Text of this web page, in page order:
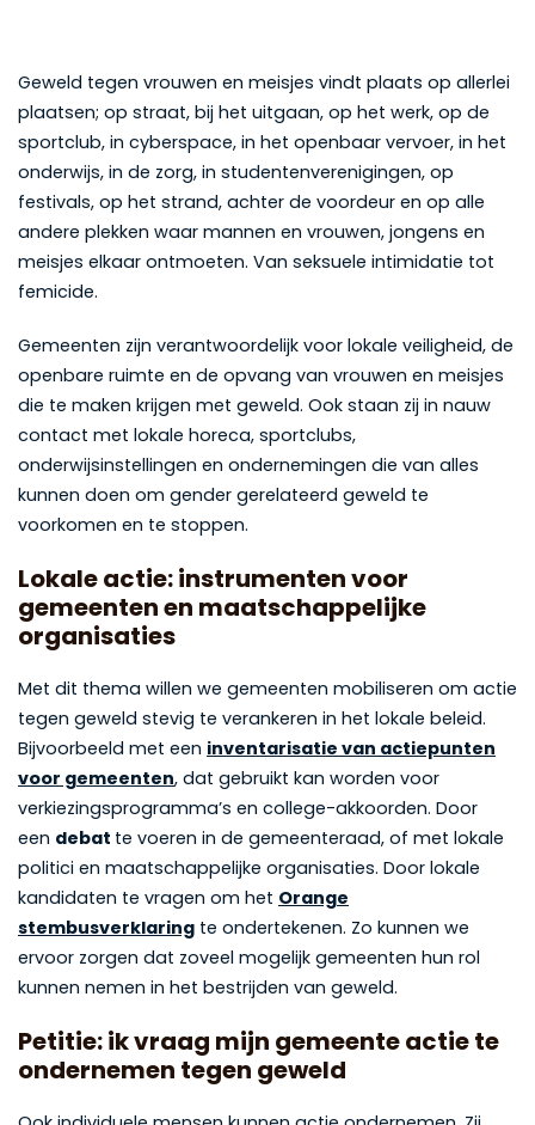
Geweld tegen vrouwen en meisjes vindt plaats op allerlei
plaatsen; op straat, bij het uitgaan, op het werk, op de
sportclub, in cyberspace, in het openbaar vervoer, in het
onderwijs, in de zorg, in studentenverenigingen, op
festivals, op het strand, achter de voordeur en op alle
andere plekken waar mannen en vrouwen, jongens en
meisjes elkaar ontmoeten. Van seksuele intimidatie tot
femicide.
Gemeenten zijn verantwoordelijk voor lokale veiligheid, de
openbare ruimte en de opvang van vrouwen en meisjes
die te maken krijgen met geweld. Ook staan zij in nauw
contact met lokale horeca, sportclubs,
onderwijsinstellingen en ondernemingen die van alles
kunnen doen om gender gerelateerd geweld te
voorkomen en te stoppen.
Lokale actie: instrumenten voor
gemeenten en maatschappelijke
organisaties
Met dit thema willen we gemeenten mobiliseren om actie
tegen geweld stevig te verankeren in het lokale beleid.
Bijvoorbeeld met een inventarisatie van actiepunten
voor gemeenten, dat gebruikt kan worden voor
verkiezingsprogramma’s en college-akkoorden. Door
een debat te voeren in de gemeenteraad, of met lokale
politici en maatschappelijke organisaties. Door lokale
kandidaten te vragen om het Orange
stembusverklaring te ondertekenen. Zo kunnen we
ervoor zorgen dat zoveel mogelijk gemeenten hun rol
kunnen nemen in het bestrijden van geweld.
Petitie: ik vraag mijn gemeente actie te
ondernemen tegen geweld